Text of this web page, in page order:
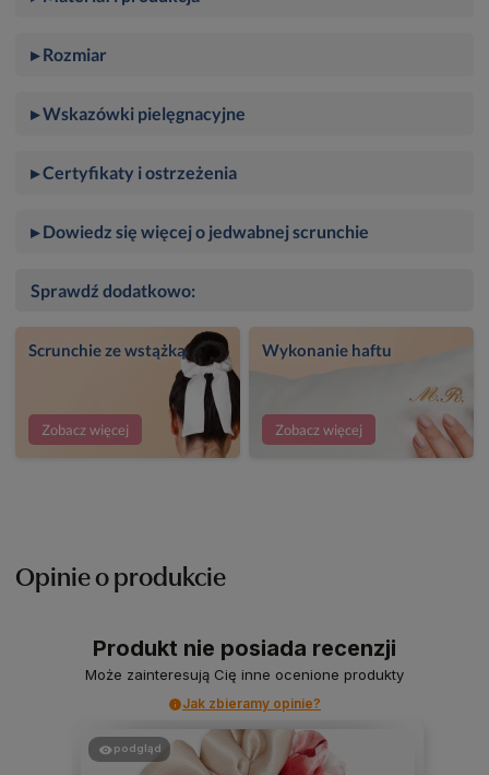
▸ Rozmiar
▸ Wskazówki pielęgnacyjne
▸ Certyfikaty i ostrzeżenia
▸ Dowiedz się więcej o jedwabnej scrunchie
Sprawdź dodatkowo:
Scrunchie ze wstążką
Zobacz więcej
Wykonanie haftu
Zobacz więcej
Opinie o produkcie
Produkt nie posiada recenzji
Może zainteresują Cię inne ocenione produkty
Jak zbieramy opinie?
podgląd